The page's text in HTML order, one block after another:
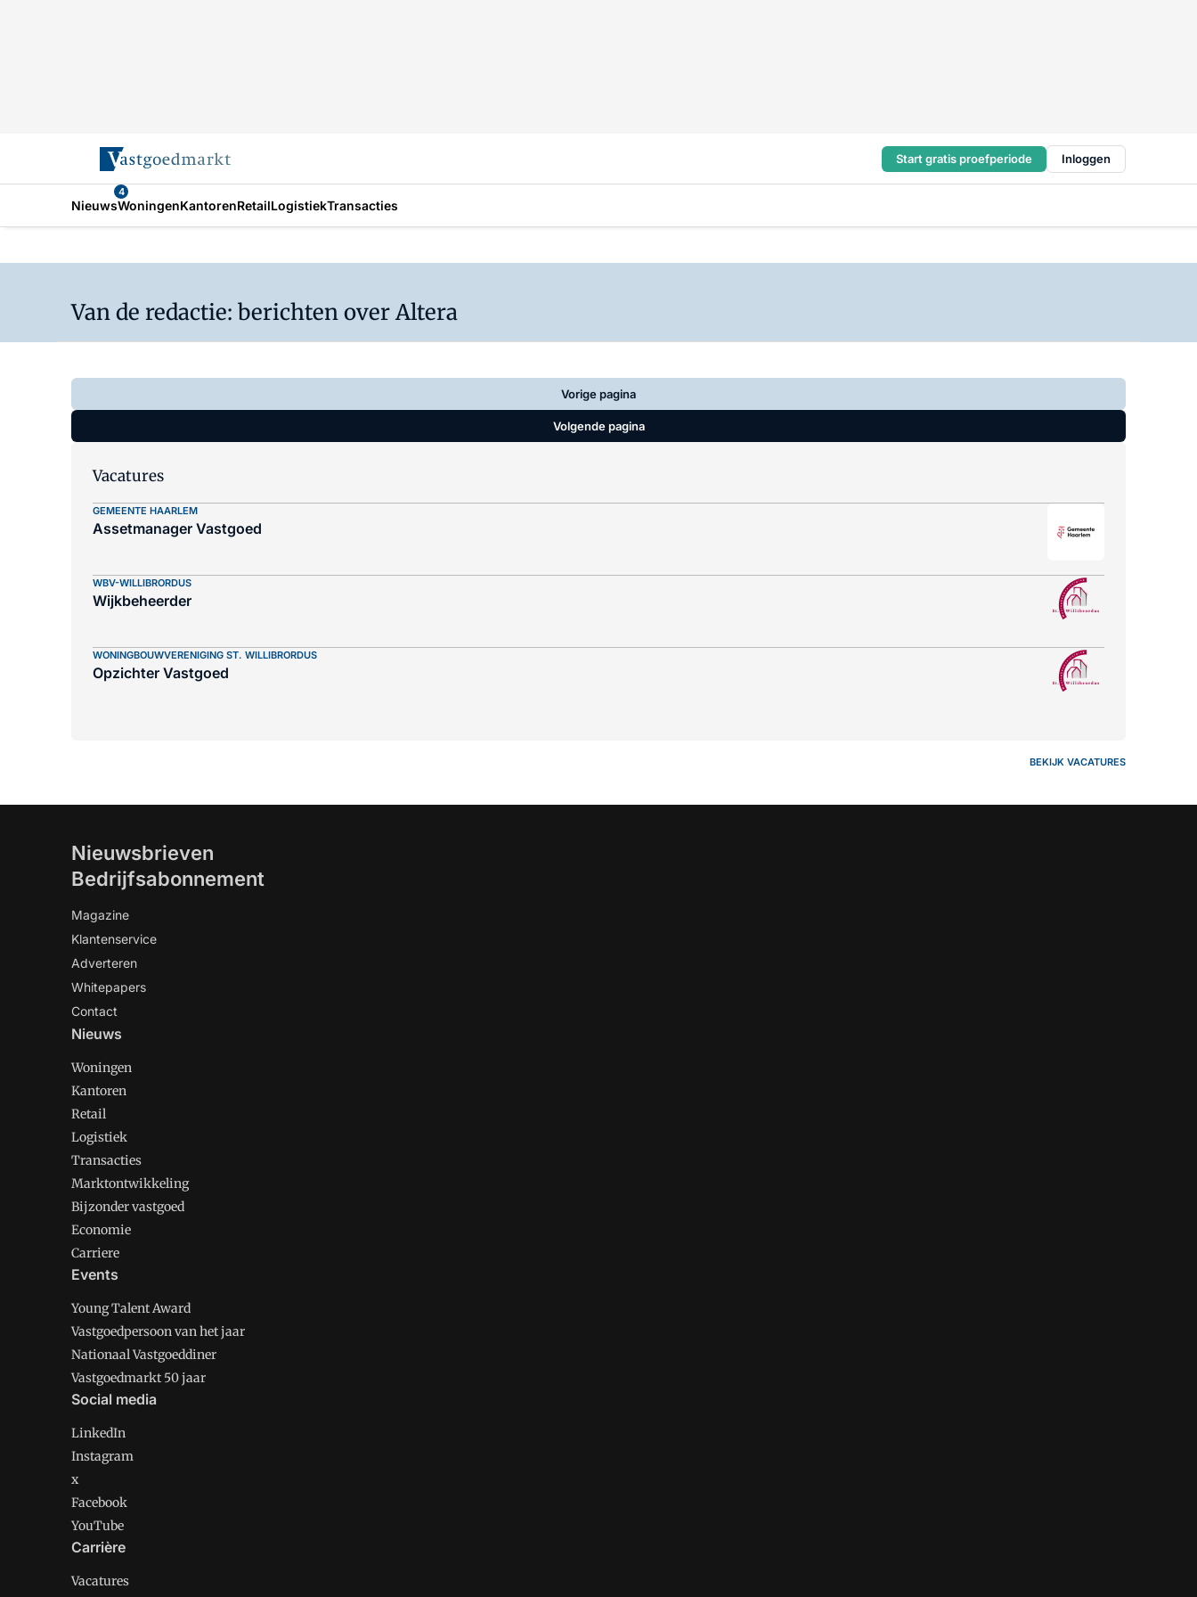
Start gratis proefperiode Inloggen
Nieuws
4
WoningenKantorenRetailLogistiekTransacties
Van de redactie: berichten over Altera
Vorige pagina
Volgende pagina
Vacatures
GEMEENTE HAARLEM
Assetmanager Vastgoed
WBV-WILLIBRORDUS
Wijkbeheerder
WONINGBOUWVERENIGING ST. WILLIBRORDUS
Opzichter Vastgoed
BEKIJK VACATURES
Nieuwsbrieven
Bedrijfsabonnement
Magazine
Klantenservice
Adverteren
Whitepapers
Contact
Nieuws
Woningen
Kantoren
Retail
Logistiek
Transacties
Marktontwikkeling
Bijzonder vastgoed
Economie
Carriere
Events
Young Talent Award
Vastgoedpersoon van het jaar
Nationaal Vastgoeddiner
Vastgoedmarkt 50 jaar
Social media
LinkedIn
Instagram
x
Facebook
YouTube
Carrière
Vacatures